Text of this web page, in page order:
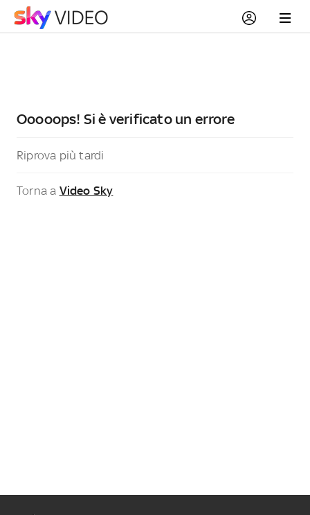
Ooooops! Si è verificato un errore
Riprova più tardi
Torna a Video Sky